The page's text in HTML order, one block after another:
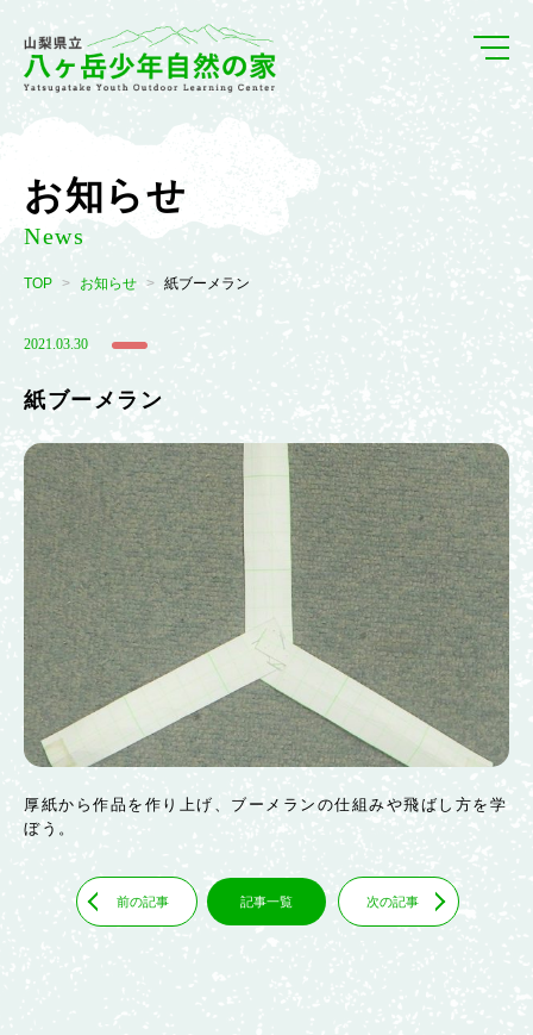
お知らせ
News
TOP お知らせ 紙ブーメラン
2021.03.30
紙ブーメラン
厚紙から作品を作り上げ、ブーメランの仕組みや飛ばし方を学
ぼう。
前の記事 記事一覧 次の記事